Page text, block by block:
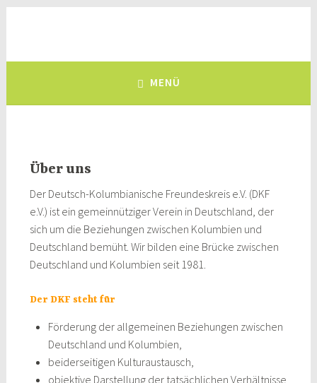
MENÜ
Über uns
Der Deutsch-Kolumbianische Freundeskreis e.V. (DKF
e.V.) ist ein gemeinnütziger Verein in Deutschland, der
sich um die Beziehungen zwischen Kolumbien und
Deutschland bemüht. Wir bilden eine Brücke zwischen
Deutschland und Kolumbien seit 1981.
Der DKF steht für
Förderung der allgemeinen Beziehungen zwischen
Deutschland und Kolumbien,
beiderseitigen Kulturaustausch,
objektive Darstellung der tatsächlichen Verhältnisse